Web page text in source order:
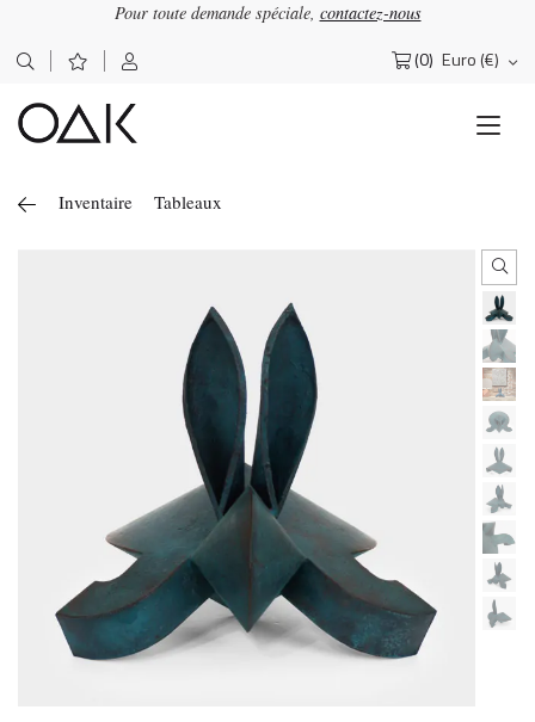
Pour toute demande spéciale, contactez-nous
(0) Euro (€)
Rechercher :
Inventaire Tableaux